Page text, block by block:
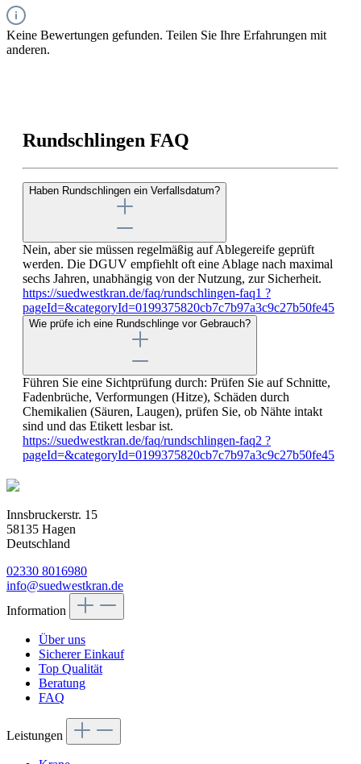
Keine Bewertungen gefunden. Teilen Sie Ihre Erfahrungen mit
anderen.
Rundschlingen FAQ
Haben Rundschlingen ein Verfallsdatum?
Nein, aber sie müssen regelmäßig auf Ablegereife geprüft
werden. Die DGUV empfiehlt oft eine Ablage nach maximal
sechs Jahren, unabhängig von der Nutzung, zur Sicherheit.
https://suedwestkran.de/faq/rundschlingen-faq1 ?
pageId=&categoryId=0199375820cb7c7b97a3c9c27b50fe45
Wie prüfe ich eine Rundschlinge vor Gebrauch?
Führen Sie eine Sichtprüfung durch: Prüfen Sie auf Schnitte,
Fadenbrüche, Verformungen (Hitze), Schäden durch
Chemikalien (Säuren, Laugen), prüfen Sie, ob Nähte intakt
sind und das Etikett lesbar ist.
https://suedwestkran.de/faq/rundschlingen-faq2 ?
pageId=&categoryId=0199375820cb7c7b97a3c9c27b50fe45
Innsbruckerstr. 15
58135 Hagen
Deutschland
02330 8016980
info@suedwestkran.de
Information
Über uns
Sicherer Einkauf
Top Qualität
Beratung
FAQ
Leistungen